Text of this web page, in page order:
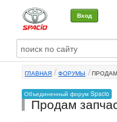
Вход
О машине
Автоклуб
Форумы
ГЛАВНАЯ ФОРУМЫ
Объединенный форум Spacio
Продам